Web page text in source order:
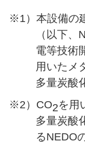
※1）本設備の
（以下
電等技術
用いたメ
多量炭酸
※2）CO2を用
多量炭酸
るNEDO